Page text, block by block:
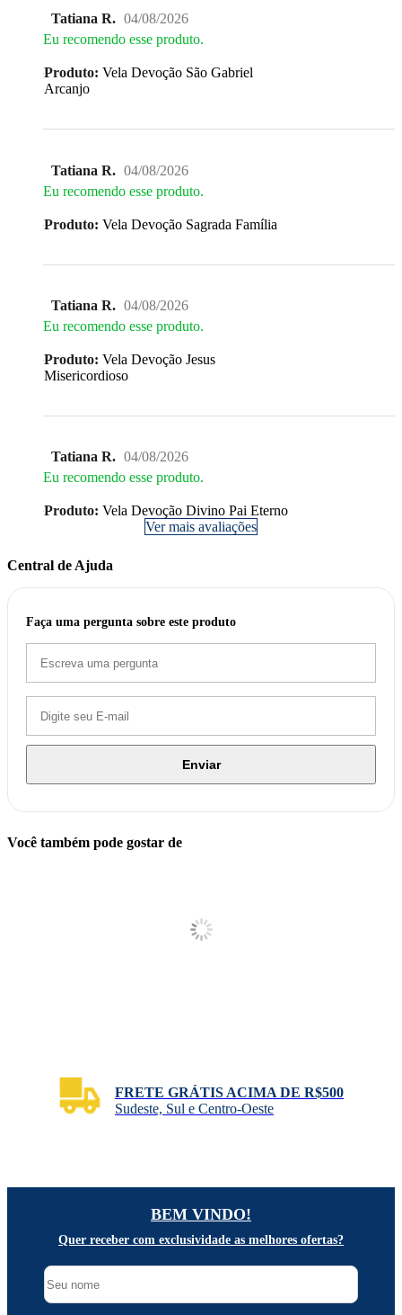
Tatiana R. 04/08/2026
Eu recomendo esse produto.
Produto: Vela Devoção São Gabriel
Arcanjo
Tatiana R. 04/08/2026
Eu recomendo esse produto.
Produto: Vela Devoção Sagrada Família
Tatiana R. 04/08/2026
Eu recomendo esse produto.
Produto: Vela Devoção Jesus
Misericordioso
Tatiana R. 04/08/2026
Eu recomendo esse produto.
Produto: Vela Devoção Divino Pai Eterno
Ver mais avaliações
Central de Ajuda
Faça uma pergunta sobre este produto
Enviar
Você também pode gostar de
FRETE GRÁTIS ACIMA DE R$500
Sudeste, Sul e Centro-Oeste
BEM VINDO!
Quer receber com exclusividade as melhores ofertas?